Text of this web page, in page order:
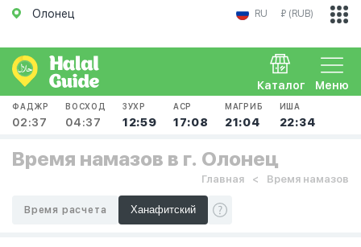
Олонец RU ₽ (RUB)
Меню
Каталог
ФАДЖР
02:37
ВОСХОД
04:37
ЗУХР
12:59
АСР
17:08
МАГРИБ
21:04
ИША
22:34
Время намазов в г. Олонец
Главная Время намазов
Время расчета